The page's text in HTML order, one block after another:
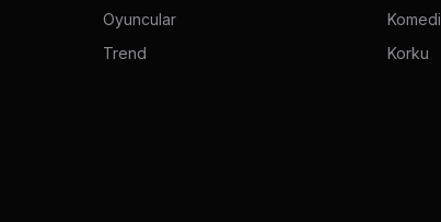
Oyuncular
Trend
Komedi
Korku